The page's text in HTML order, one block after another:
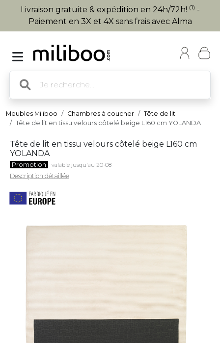
Livraison gratuite & expédition en 24h/72h! (1) -
Paiement en 3X et 4X sans frais avec Alma
Meubles Miliboo Chambres à coucher
Tête de lit
Tête de lit en tissu velours côtelé beige L160 cm YOLANDA
Tête de lit en tissu velours côtelé beige L160 cm
YOLANDA
Promotion valable jusqu'au 20-08
Description détaillée